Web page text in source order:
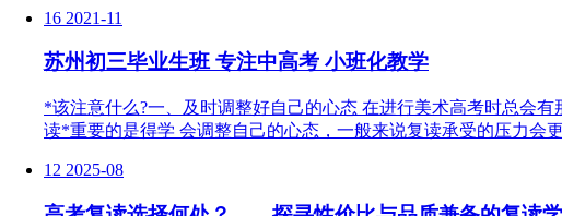
16 2021-11
苏州初三毕业生班 专注中高考 小班化教学
*该注意什么?一、及时调整好自己的心态 在进行美术高考时总会
读*重要的是得学 会调整自己的心态，一般来说复读承受的压力会
12 2025-08